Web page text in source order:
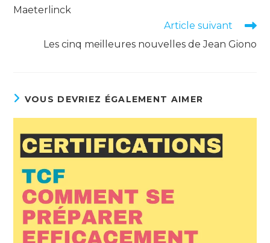
Maeterlinck
Article suivant
Les cinq meilleures nouvelles de Jean Giono
VOUS DEVRIEZ ÉGALEMENT AIMER